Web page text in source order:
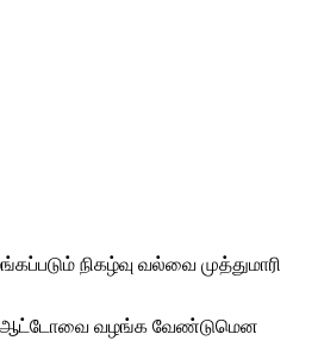
நிகழ்வு வல்வை முத்துமாரி
ஆட்டோவை வழங்க வேண்டுமென